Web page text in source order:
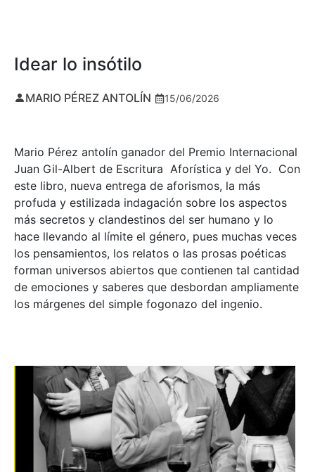
Idear lo insótilo
MARIO PÉREZ ANTOLÍN 15/06/2026
Mario Pérez antolín ganador del Premio Internacional
Juan Gil-Albert de Escritura Aforística y del Yo. Con
este libro, nueva entrega de aforismos, la más
profuda y estilizada indagación sobre los aspectos
más secretos y clandestinos del ser humano y lo
hace llevando al límite el género, pues muchas veces
los pensamientos, los relatos o las prosas poéticas
forman universos abiertos que contienen tal cantidad
de emociones y saberes que desbordan ampliamente
los márgenes del simple fogonazo del ingenio.